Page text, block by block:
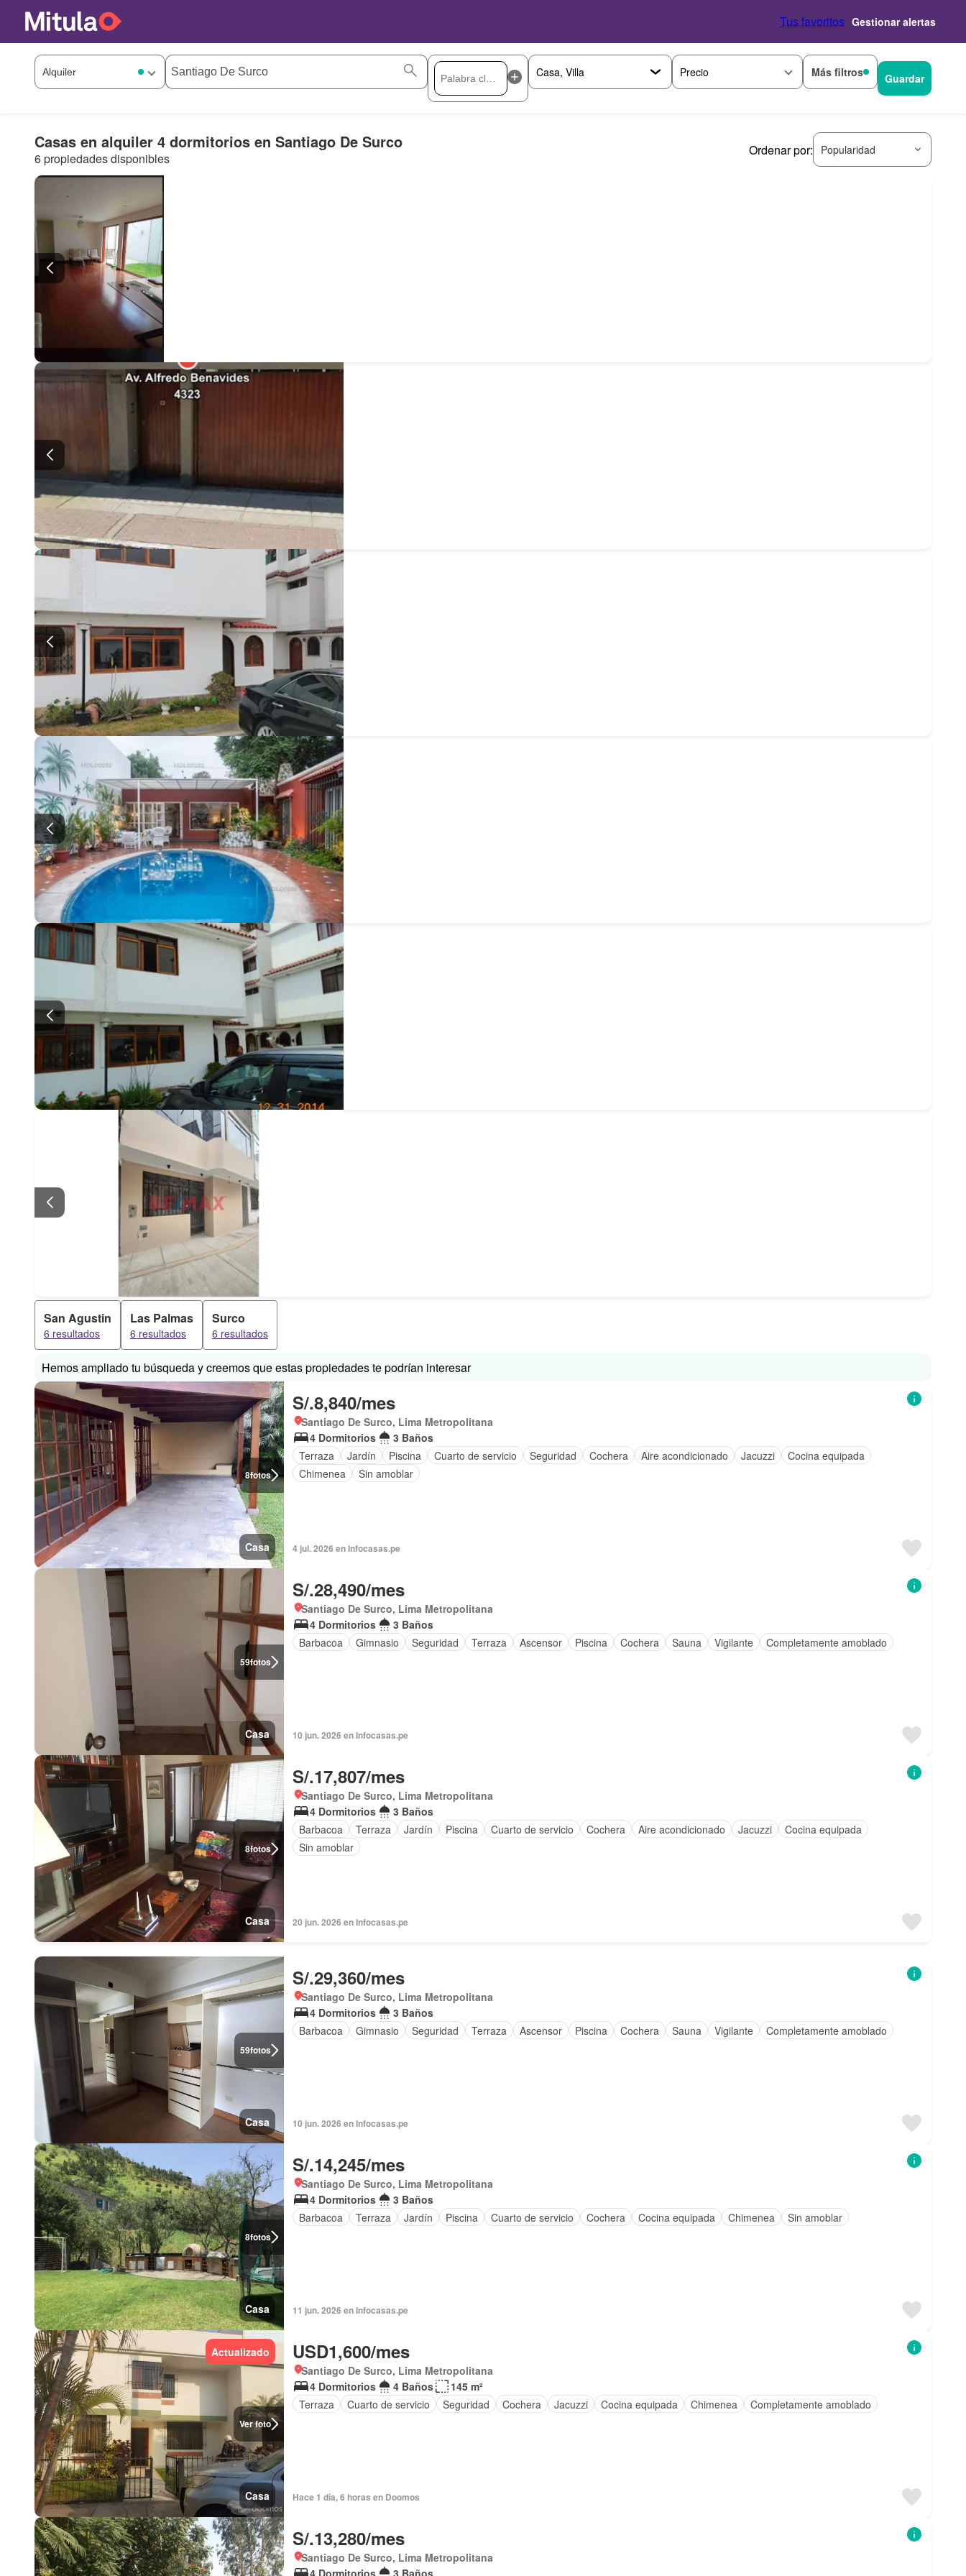
Tus favoritos Gestionar alertas
Precio Más filtros Guardar
Casas en alquiler 4 dormitorios en Santiago De Surco
6 propiedades disponibles
Ordenar por: Popularidad
San Agustin
6 resultados
Las Palmas
6 resultados
Surco
6 resultados
Hemos ampliado tu búsqueda y creemos que estas propiedades te podrían interesar
8fotos
Casa
S/.8,840/mes
Santiago De Surco, Lima Metropolitana
4 Dormitorios
3 Baños
Terraza
Jardín Piscina Cuarto de servicio Seguridad Cochera Aire acondicionado Jacuzzi
Cocina equipada
Chimenea
Sin amoblar
4 jul. 2026 en Infocasas.pe
59fotos
Casa
S/.28,490/mes
Santiago De Surco, Lima Metropolitana
4 Dormitorios
3 Baños
Barbacoa
Gimnasio Seguridad Terraza Ascensor Piscina Cochera Sauna Vigilante Completamente amoblado
10 jun. 2026 en Infocasas.pe
8fotos
Casa
S/.17,807/mes
Santiago De Surco, Lima Metropolitana
4 Dormitorios
3 Baños
Barbacoa
Terraza Jardín Piscina Cuarto de servicio Cochera Aire acondicionado Jacuzzi
Cocina equipada
Sin amoblar
20 jun. 2026 en Infocasas.pe
59fotos
Casa
S/.29,360/mes
Santiago De Surco, Lima Metropolitana
4 Dormitorios
3 Baños
Barbacoa
Gimnasio Seguridad Terraza Ascensor Piscina Cochera Sauna Vigilante Completamente amoblado
10 jun. 2026 en Infocasas.pe
8fotos
Casa
S/.14,245/mes
Santiago De Surco, Lima Metropolitana
4 Dormitorios
3 Baños
Barbacoa
Terraza Jardín Piscina Cuarto de servicio Cochera Cocina equipada Chimenea Sin amoblar
11 jun. 2026 en Infocasas.pe
Ver foto
Actualizado
Casa
USD1,600/mes
Santiago De Surco, Lima Metropolitana
4 Dormitorios
4 Baños
145 m²
Terraza
Cuarto de servicio Seguridad Cochera Jacuzzi Cocina equipada Chimenea Completamente amoblado
Hace 1 día, 6 horas en Doomos
S/.13,280/mes
Santiago De Surco, Lima Metropolitana
4 Dormitorios
3 Baños